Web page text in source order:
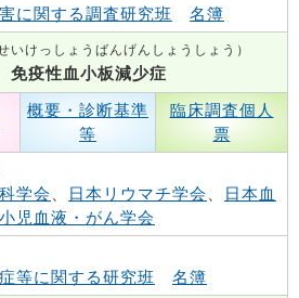
に関する調査研究班
名簿
いけっしょうばんげんしょうしょう）
免疫性血小板減少症
概要・診断基準
等
臨床調査個人
票
学会 、 日本リウマチ学会 、
日本血
児血液・がん学会
等に関する研究班
名簿